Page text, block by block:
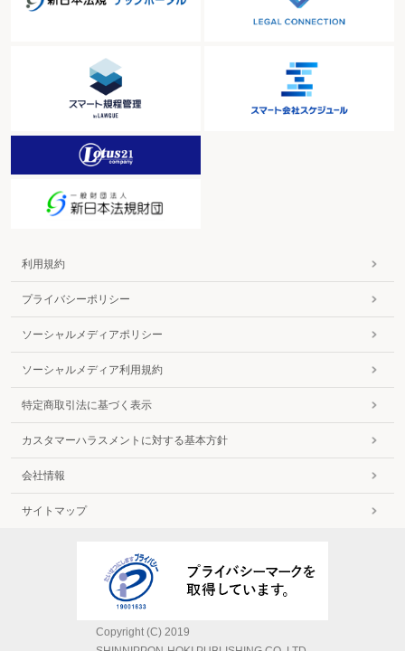
利用規約
プライバシーポリシー
ソーシャルメディアポリシー
ソーシャルメディア利用規約
特定商取引法に基づく表示
カスタマーハラスメントに対する基本方針
会社情報
サイトマップ
Copyright (C) 2019